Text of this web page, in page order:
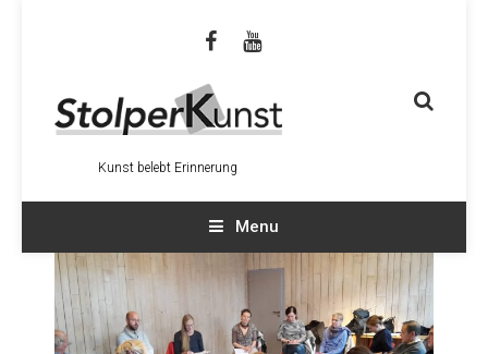
Kunst belebt Erinnerung
Menu